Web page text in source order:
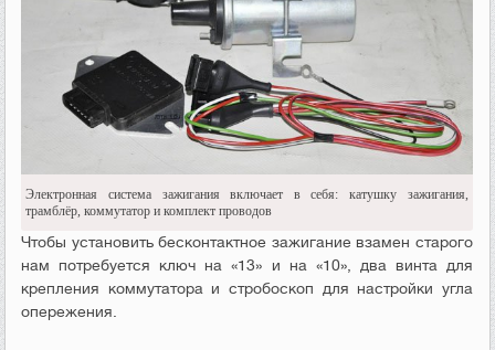
Электронная система зажигания включает в себя: катушку зажигания,
трамблёр, коммутатор и комплект проводов
Чтобы установить бесконтактное зажигание взамен старого
нам потребуется ключ на «13» и на «10», два винта для
крепления коммутатора и стробоскоп для настройки угла
опережения.